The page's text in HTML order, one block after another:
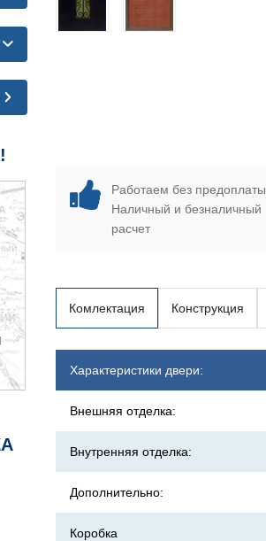
Работаем без предоплаты.
Наличный и безналичный
расчет
Комлектация Конструкция
Характеристики двери:
Внешняя отделка:
Внутренняя отделка:
Дополнительно:
Коробка